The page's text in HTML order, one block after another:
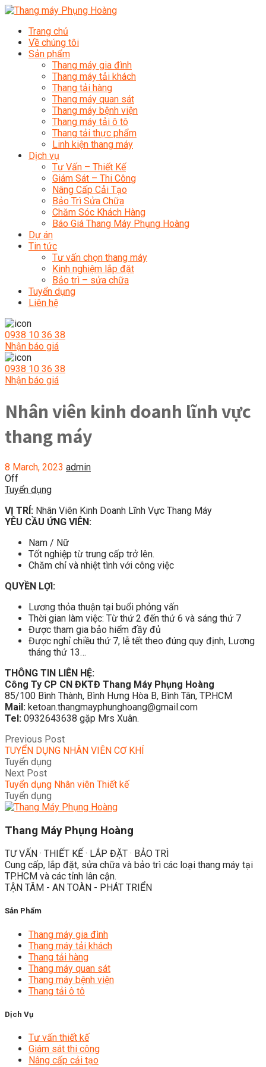
Trang chủ
Về chúng tôi
Sản phẩm
Thang máy gia đình
Thang máy tải khách
Thang tải hàng
Thang máy quan sát
Thang máy bệnh viện
Thang máy tải ô tô
Thang tải thực phẩm
Linh kiện thang máy
Dịch vụ
Tư Vấn – Thiết Kế
Giám Sát – Thi Công
Nâng Cấp Cải Tạo
Bảo Trì Sửa Chữa
Chăm Sóc Khách Hàng
Báo Giá Thang Máy Phụng Hoàng
Dự án
Tin tức
Tư vấn chọn thang máy
Kinh nghiệm lắp đặt
Bảo trì – sửa chữa
Tuyển dụng
Liên hệ
0938 10 36 38
Nhận báo giá
0938 10 36 38
Nhận báo giá
Nhân viên kinh doanh lĩnh vực
thang máy
8 March, 2023 admin
Off
Tuyển dụng
VỊ TRÍ: Nhân Viên Kinh Doanh Lĩnh Vực Thang Máy
YÊU CẦU ỨNG VIÊN:
Nam / Nữ
Tốt nghiệp từ trung cấp trở lên.
Chăm chỉ và nhiệt tình với công việc
QUYỀN LỢI:
Lương thỏa thuận tại buổi phỏng vấn
Thời gian làm việc: Từ thứ 2 đến thứ 6 và sáng thứ 7
Được tham gia bảo hiểm đầy đủ
Được nghỉ chiều thứ 7, lễ tết theo đúng quy định, Lương
tháng thứ 13…
THÔNG TIN LIÊN HỆ:
Công Ty CP CN ĐKTĐ Thang Máy Phụng Hoàng
85/100 Bình Thành, Bình Hưng Hòa B, Bình Tân, TP.HCM
Mail: ketoan.thangmayphunghoang@gmail.com
Tel: 0932643638 gặp Mrs Xuân.
Previous Post
TUYỂN DỤNG NHÂN VIÊN CƠ KHÍ
Tuyển dụng
Next Post
Tuyển dụng Nhân viên Thiết kế
Tuyển dụng
Thang Máy Phụng Hoàng
TƯ VẤN · THIẾT KẾ · LẮP ĐẶT · BẢO TRÌ
Cung cấp, lắp đặt, sửa chữa và bảo trì các loại thang máy tại
TP.HCM và các tỉnh lân cận.
TẬN TÂM - AN TOÀN - PHÁT TRIỂN
Sản Phẩm
Thang máy gia đình
Thang máy tải khách
Thang tải hàng
Thang máy quan sát
Thang máy bệnh viện
Thang tải ô tô
Dịch Vụ
Tư vấn thiết kế
Giám sát thi công
Nâng cấp cải tạo